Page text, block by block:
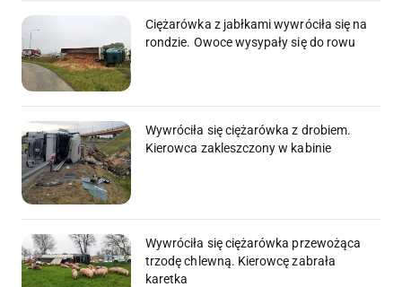
Ciężarówka z jabłkami wywróciła się na
rondzie. Owoce wysypały się do rowu
Wywróciła się ciężarówka z drobiem.
Kierowca zakleszczony w kabinie
Wywróciła się ciężarówka przewożąca
trzodę chlewną. Kierowcę zabrała
karetka